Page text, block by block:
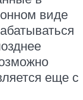
виде
еще с